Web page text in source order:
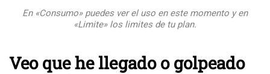
En «Consumo» puedes ver el uso en este momento y en
«Limite» los limites de tu plan.
Veo que he llegado o golpeado